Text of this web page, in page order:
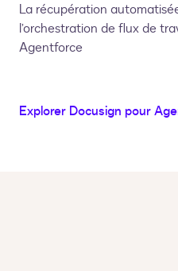
La récupération
l’orchestration de flux de
Agentforce
Explorer Docusign pour